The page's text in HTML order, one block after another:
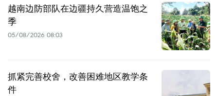
越南边防部队在边疆持久营造温饱之
季
05/08/2026 08:03
抓紧完善校舍，改善困难地区教学条
件